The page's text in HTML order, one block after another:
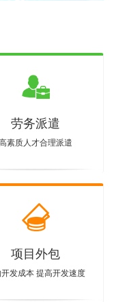
劳务派遣
素质人才合理派遣
项目外包
发成本 提高开发速度